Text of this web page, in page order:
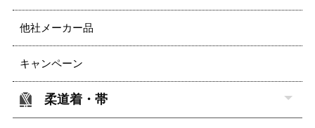
他社メーカー品
キャンペーン
柔道着・帯